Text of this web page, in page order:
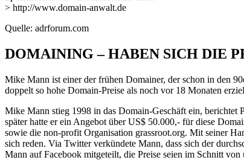
> http://www.domain-anwalt.de
Quelle: adrforum.com
DOMAINING – HABEN SICH DIE
Mike Mann ist einer der frühen Domainer, der schon in den
doppelt so hohe Domain-Preise als noch vor 18 Monaten
Mike Mann stieg 1998 in das Domain-Geschäft ein, berichtet
später hatte er ein Angebot über US$ 50.000,- für diese
sowie die non-profit Organisation grassroot.org. Mit seiner
sich reden. Via Twitter verkündete Mann, dass sich der
Mann auf Facebook mitgeteilt, die Preise seien im Schnitt